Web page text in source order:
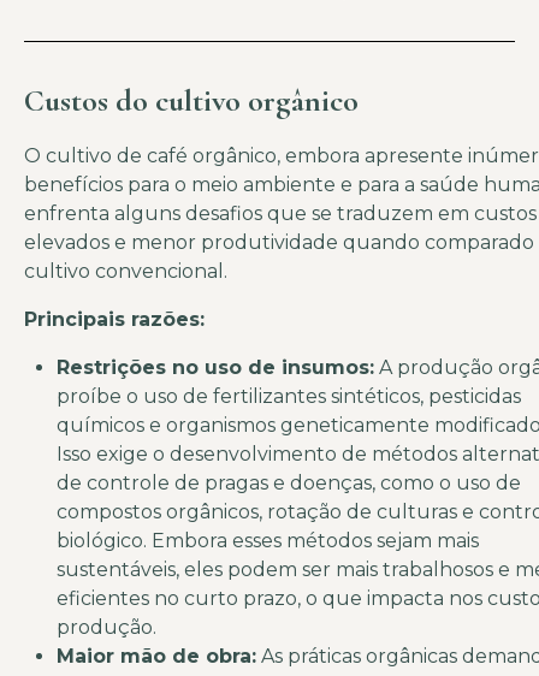
Custos do cultivo orgânico
O cultivo de café orgânico, embora apresente
benefícios para o meio ambiente e para a saúde
enfrenta alguns desafios que se traduzem em custos
elevados e menor produtividade quando comparado
cultivo convencional.
Principais razões:
Restrições no uso de insumos: A produção
proíbe o uso de fertilizantes sintéticos, pesticidas
químicos e organismos geneticamente
Isso exige o desenvolvimento de métodos
de controle de pragas e doenças, como o uso de
compostos orgânicos, rotação de culturas e
biológico. Embora esses métodos sejam mais
sustentáveis, eles podem ser mais trabalhosos e
eficientes no curto prazo, o que impacta nos
produção.
Maior mão de obra: As práticas orgânicas